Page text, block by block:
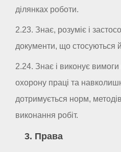
ділянках роботи.
2.23. Знає, розуміє і
документи, що стосуються
2.24. Знає і виконує
охорону праці та
дотримується норм,
виконання робіт.
3. Права